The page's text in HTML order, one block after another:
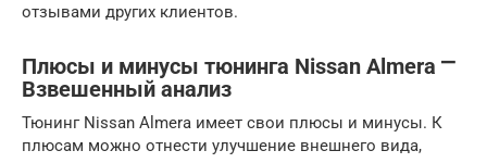
отзывами других клиентов.
Плюсы и минусы тюнинга Nissan Almera ⎻
Взвешенный анализ
Тюнинг Nissan Almera имеет свои плюсы и минусы. К
плюсам можно отнести улучшение внешнего вида,